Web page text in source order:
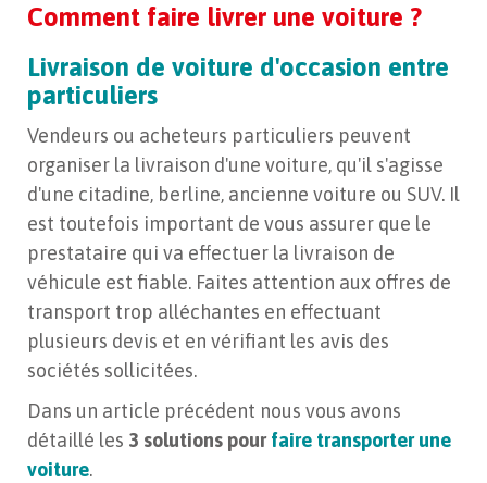
Comment faire livrer une voiture ?
Livraison de voiture d'occasion entre
particuliers
Vendeurs ou acheteurs particuliers peuvent
organiser la livraison d'une voiture, qu'il s'agisse
d'une citadine, berline, ancienne voiture ou SUV. Il
est toutefois important de vous assurer que le
prestataire qui va effectuer la livraison de
véhicule est fiable. Faites attention aux offres de
transport trop alléchantes en effectuant
plusieurs devis et en vérifiant les avis des
sociétés sollicitées.
Dans un article précédent nous vous avons
détaillé les 3 solutions pourfaire transporter une
voiture.